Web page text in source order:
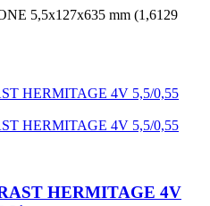
5,5x127x635 mm (1,6129
HERMITAGE 4V